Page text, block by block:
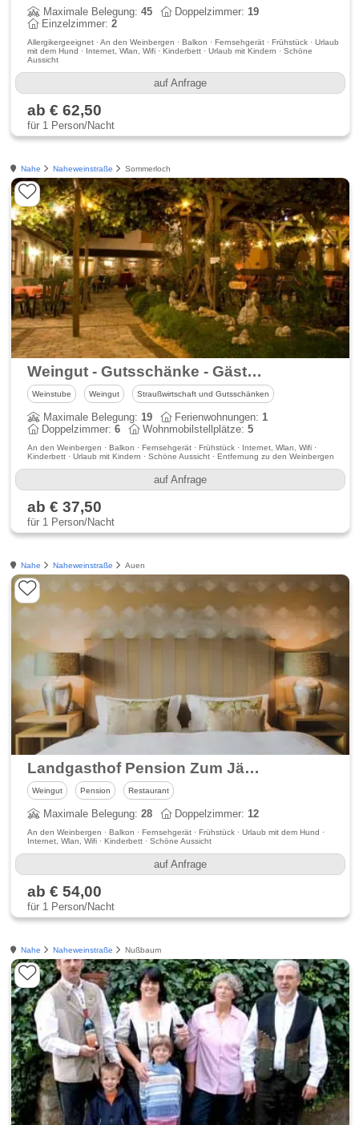
Maximale Belegung:45 Doppelzimmer:19
Einzelzimmer:2
Allergikergeeignet · An den Weinbergen · Balkon · Fernsehgerät · Frühstück · Urlaub
mit dem Hund · Internet, Wlan, Wifi · Kinderbett · Urlaub mit Kindern · Schöne
Aussicht
auf Anfrage
ab € 62,50
für 1 Person/Nacht
Nahe Naheweinstraße Sommerloch
Weingut - Gutsschänke - Gästezimmer Hermann & Maria Barth
Weinstube Weingut Straußwirtschaft und Gutsschänken
Maximale Belegung:19 Ferienwohnungen:1
Doppelzimmer:6 Wohnmobilstellplätze:5
An den Weinbergen · Balkon · Fernsehgerät · Frühstück · Internet, Wlan, Wifi ·
Kinderbett · Urlaub mit Kindern · Schöne Aussicht · Entfernung zu den Weinbergen
auf Anfrage
ab € 37,50
für 1 Person/Nacht
Nahe Naheweinstraße Auen
Landgasthof Pension Zum Jäger aus Kurpfalz & Weingut Hees
Weingut Pension Restaurant
Maximale Belegung:28 Doppelzimmer:12
An den Weinbergen · Balkon · Fernsehgerät · Frühstück · Urlaub mit dem Hund ·
Internet, Wlan, Wifi · Kinderbett · Schöne Aussicht
auf Anfrage
ab € 54,00
für 1 Person/Nacht
Nahe Naheweinstraße Nußbaum